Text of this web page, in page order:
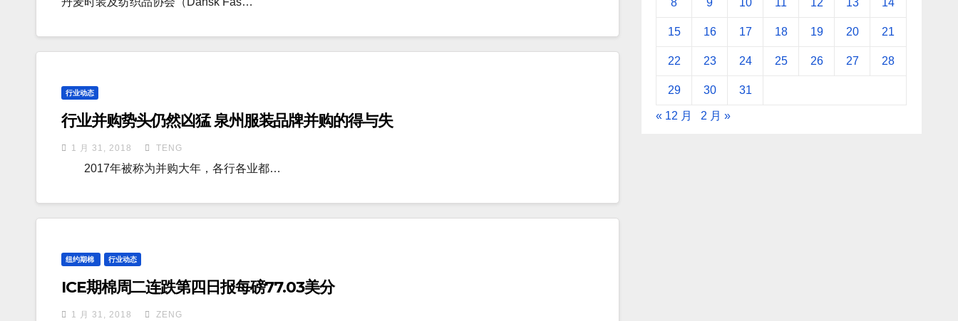
行业动态
行业并购势头仍然凶猛 泉州服装品牌并购的得与失
1 月 31, 2018 TENG
2017年被称为并购大年，各行各业都…
纽约期棉 行业动态
ICE期棉周二连跌第四日报每磅77.03美分
1 月 31, 2018 ZENG
8 9 10 11 12 13 14
15 16 17 18 19 20 21
22 23 24 25 26 27 28
29 30 31
« 12 月 2 月 »